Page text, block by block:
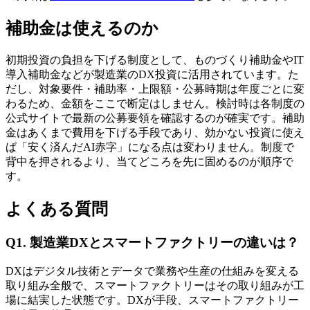
補助金は使えるのか
初期投資の負担を下げる制度として、ものづくり補助金やIT
導入補助金などが製造業のDX投資に活用されています。た
だし、対象要件・補助率・上限額・公募時期は年度ごとに変
わるため、金額をここで断定はしません。検討時は各制度の
公式サイトで最新の公募要領を確認するのが確実です。補助
金はあくまで費用を下げる手段であり、効かない投資に使え
ば「安く済んだAI赤字」になる点は変わりません。制度で
背中を押されるより、当てどころを先に固めるのが順序で
す。
よくある質問
Q1. 製造業DXとスマートファクトリーの違いは？
DXはデジタル技術とデータで業務や生産の仕組みを変える
取り組み全般で、スマートファクトリーはその取り組みが工
場に結実した状態です。DXが手段、スマートファクトリー